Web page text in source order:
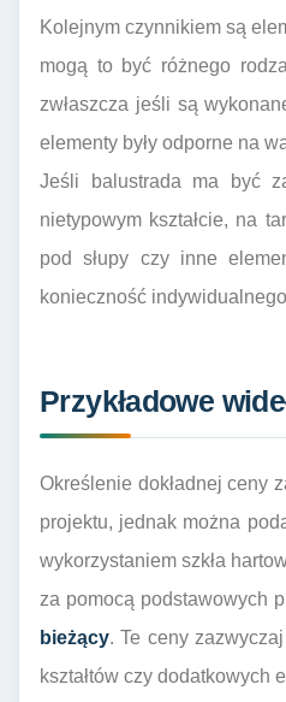
Kolejnym czynnikiem są
mogą to być różnego
zwłaszcza jeśli są
elementy były odporne na
Jeśli balustrada ma być
nietypowym kształcie, na
pod słupy czy inne
konieczność
Przykładowe
Określenie dokładnej ceny
projektu, jednak można
wykorzystaniem szkła
za pomocą podstawowych
bieżący. Te ceny
kształtów czy dodatkowych